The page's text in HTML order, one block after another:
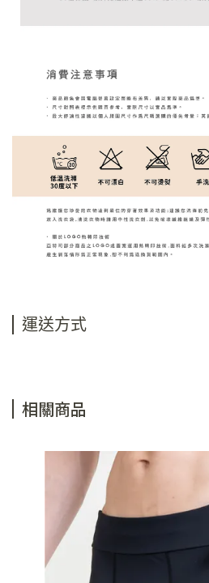
運送方式
相關商品